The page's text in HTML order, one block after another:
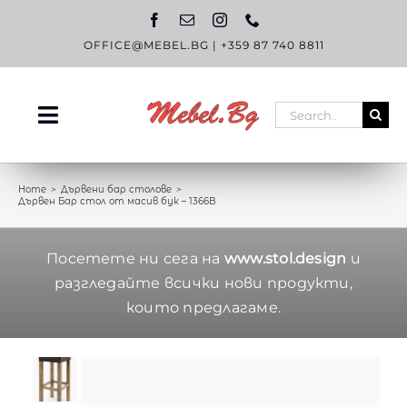
OFFICE@MEBEL.BG | +359 87 740 8811
Toggle
НАЧАЛО
OUTLET
ЗА НАС
КОНТАКТИ
Search
for:
Home
Дървени бар столове
Дървен Бар стол от масив бук – 1366B
Посетете ни сега на www.stol.design и
разгледайте всички нови продукти,
които предлагаме.